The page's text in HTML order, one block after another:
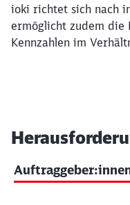
ioki richtet sich nach
ermöglicht zudem
Kennzahlen im